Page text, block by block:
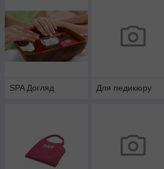
SPA Догляд Для педикюру